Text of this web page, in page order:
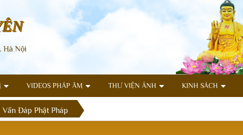
Hà Nội
VIDEOS PHÁP ÂM THƯ VIỆN ẢNH KINH SÁCH
Vấn Đáp Phật Pháp